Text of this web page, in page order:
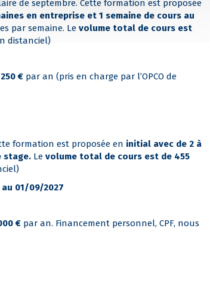
de septembre. Cette formation est proposée
en entreprise et 1 semaine de cours au
par semaine. Le volume total de cours est
distanciel)
€ par an (pris en charge par l’OPCO de
formation est proposée en initial avec de 2 à
stage. Le volume total de cours est de 455
01/09/2027
€ par an. Financement personnel, CPF, nous